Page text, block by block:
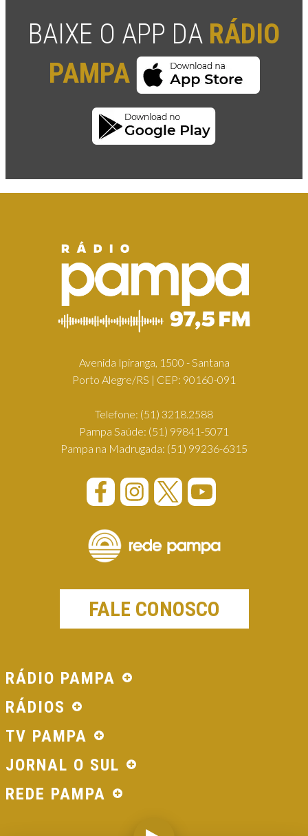
BAIXE O APP DA RÁDIO
PAMPA
Avenida Ipiranga, 1500 - Santana
Porto Alegre/RS | CEP: 90160-091
Telefone: (51) 3218.2588
Pampa Saúde: (51) 99841-5071
Pampa na Madrugada: (51) 99236-6315
FALE CONOSCO
RÁDIO PAMPA
RÁDIOS
TV PAMPA
JORNAL O SUL
REDE PAMPA